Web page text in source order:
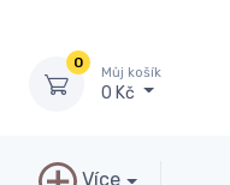
0
Můj košík
0 Kč
Více